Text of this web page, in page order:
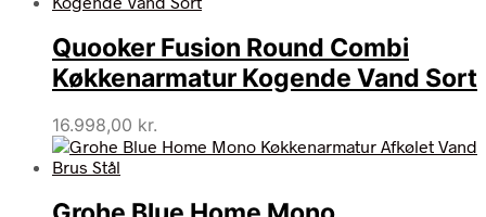
Quooker Fusion Round Combi
Køkkenarmatur Kogende Vand Sort
16.998,00 kr.